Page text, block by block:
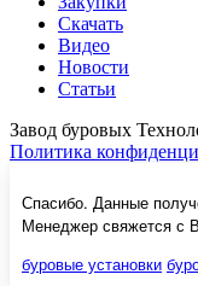
Скачать
Видео
Новости
Статьи
Завод буровых
Политика
Спасибо. Данные
Менеджер свяжется с
буровые установки